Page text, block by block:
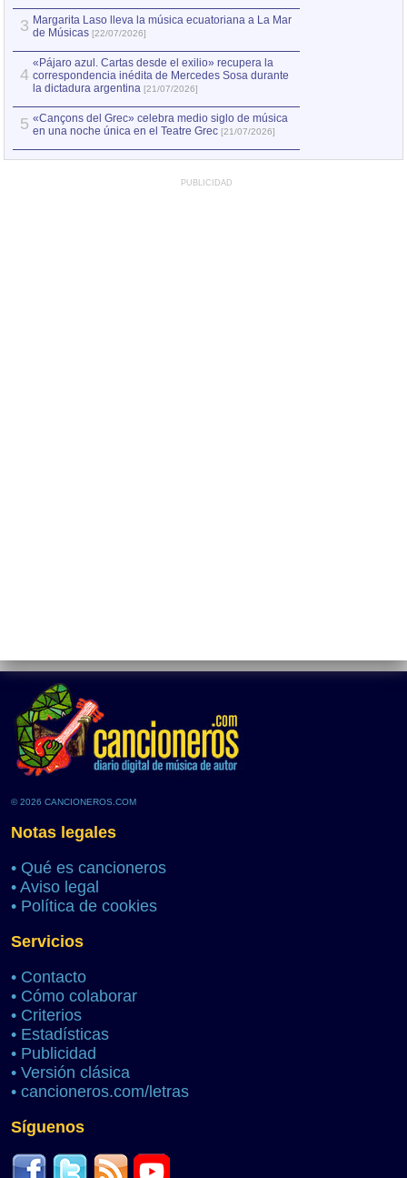
3 Margarita Laso lleva la música ecuatoriana a La Mar
de Músicas [22/07/2026]
4
«Pájaro azul. Cartas desde el exilio» recupera la
correspondencia inédita de Mercedes Sosa durante
la dictadura argentina [21/07/2026]
5 «Cançons del Grec» celebra medio siglo de música
en una noche única en el Teatre Grec [21/07/2026]
PUBLICIDAD
© 2026 CANCIONEROS.COM
Notas legales
• Qué es cancioneros
• Aviso legal
• Política de cookies
Servicios
• Contacto
• Cómo colaborar
• Criterios
• Estadísticas
• Publicidad
• Versión clásica
• cancioneros.com/letras
Síguenos